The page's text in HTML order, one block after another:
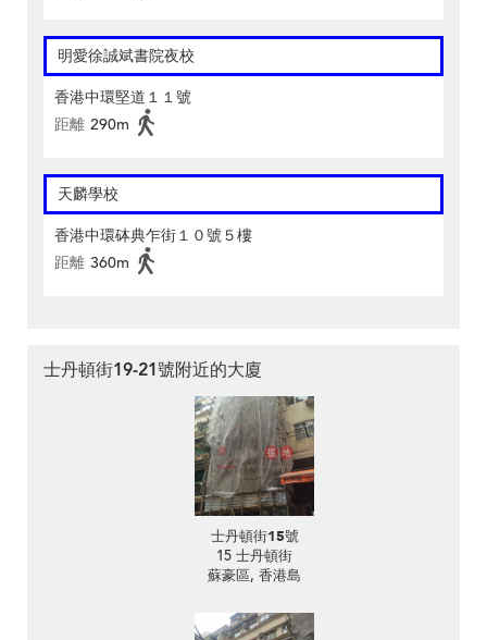
明愛徐誠斌書院夜校
香港中環堅道１１號
距離 290m
天麟學校
香港中環砵典乍街１０號５樓
距離 360m
士丹頓街19-21號附近的大廈
士丹頓街15號
15 士丹頓街
蘇豪區, 香港島